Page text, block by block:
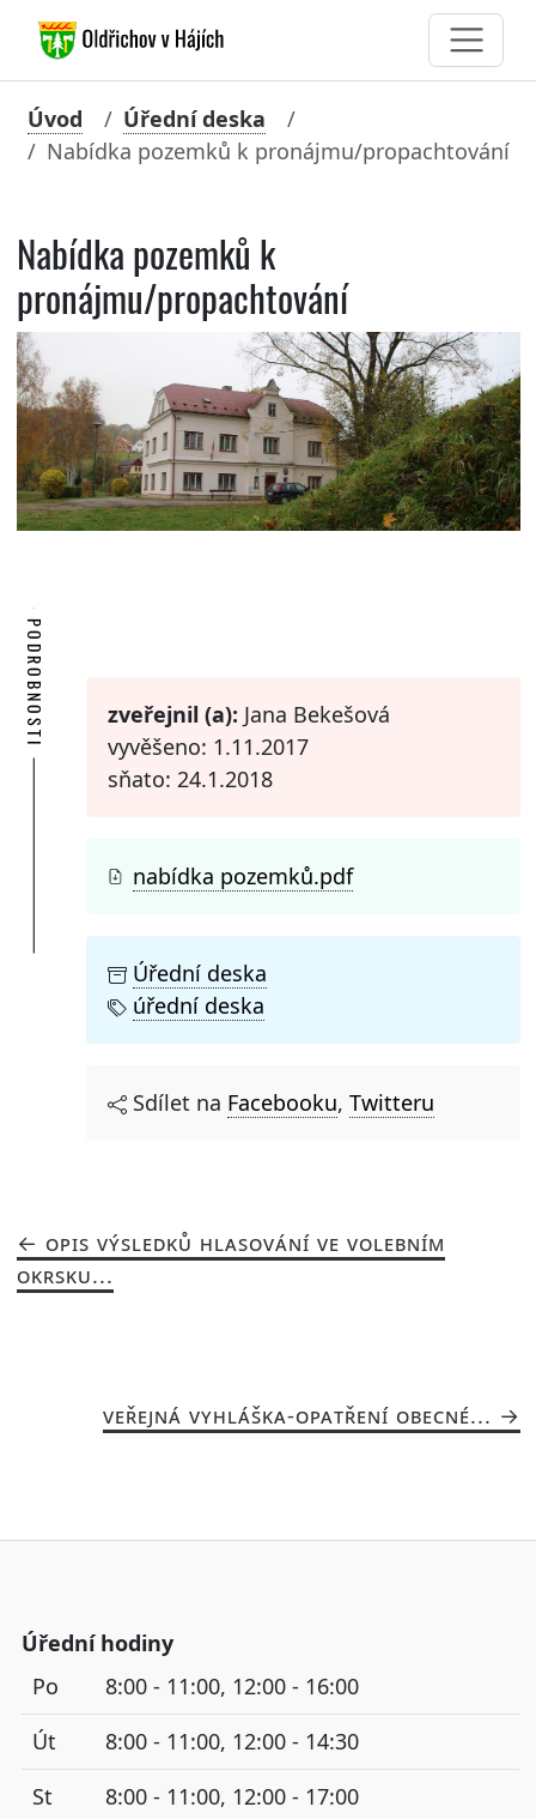
Úvod
Úřední deska
Nabídka pozemků k pronájmu/propachtování
Nabídka pozemků k
pronájmu/propachtování
PODROBNOSTI zveřejnil (a): Jana Bekešová
vyvěšeno: 1.11.2017
sňato: 24.1.2018
nabídka pozemků.pdf
Úřední deska
úřední deska
Sdílet na Facebooku, Twitteru
OPIS VÝSLEDKŮ HLASOVÁNÍ VE VOLEBNÍM
OKRSKU...
VEŘEJNÁ VYHLÁŠKA-OPATŘENÍ OBECNÉ...
Úřední hodiny
Po
8:00 - 11:00, 12:00 - 16:00
Út
8:00 - 11:00, 12:00 - 14:30
St
8:00 - 11:00, 12:00 - 17:00